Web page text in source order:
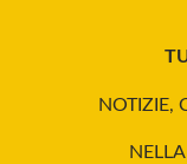
NOTIZIE,